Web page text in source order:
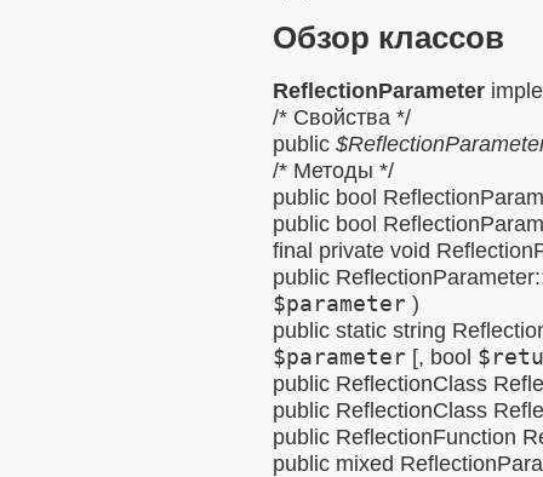
Обзор классов
ReflectionParameter
/* Свойства */
public $
/* Методы */
public bool
public bool
final private void
public
$parameter )
public static string
$parameter [, bool
public ReflectionClass
public ReflectionClass
public ReflectionFunction
public mixed